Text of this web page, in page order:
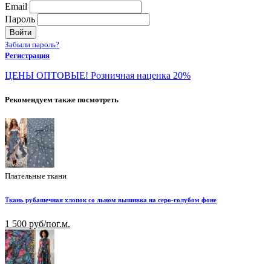
Email
Пароль
Войти
Забыли пароль?
Регистрация
ЦЕНЫ ОПТОВЫЕ! Розничная наценка 20%
Рекомендуем также посмотреть
Плательные ткани
Ткань рубашечная хлопок со льном вышивка на серо-голубом фоне
1 500 руб/пог.м.